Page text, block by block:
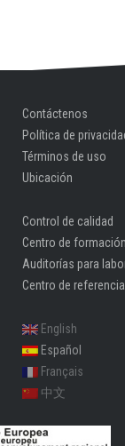
Contáctenos
Política de
Términos de uso
Ubicación
Control de calidad
Centro de
Auditorías para
Centro de
English
Español
Français
中文